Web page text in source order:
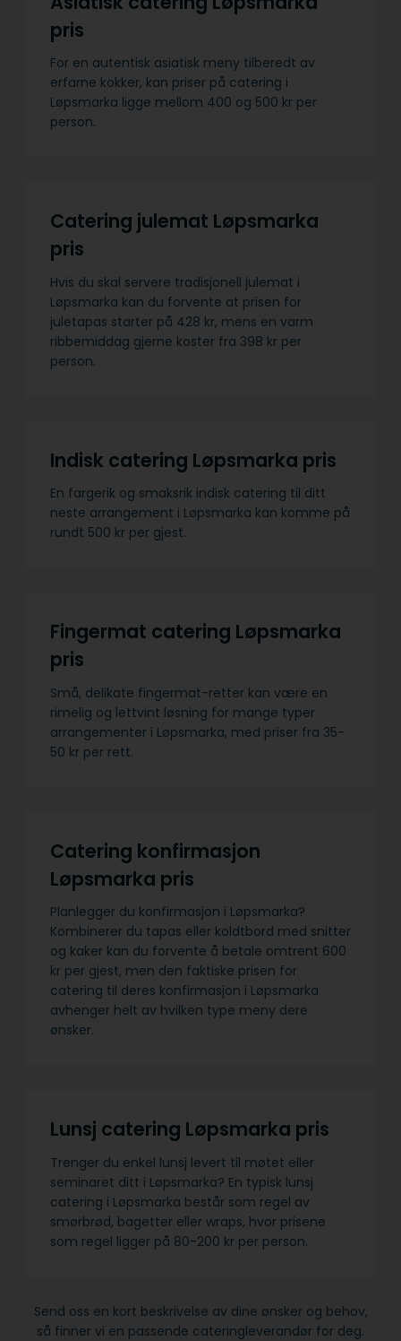
pris
For en autentisk asiatisk meny tilberedt av
erfarne kokker, kan priser på catering i
Løpsmarka ligge mellom 400 og 500 kr per
person.
Catering julemat Løpsmarka
pris
Hvis du skal servere tradisjonell julemat i
Løpsmarka kan du forvente at prisen for
juletapas starter på 428 kr, mens en varm
ribbemiddag gjerne koster fra 398 kr per
person.
Indisk catering Løpsmarka pris
En fargerik og smaksrik indisk catering til ditt
neste arrangement i Løpsmarka kan komme på
rundt 500 kr per gjest.
Fingermat catering Løpsmarka
pris
Små, delikate fingermat-retter kan være en
rimelig og lettvint løsning for mange typer
arrangementer i Løpsmarka, med priser fra 35-
50 kr per rett.
Catering konfirmasjon
Løpsmarka pris
Planlegger du konfirmasjon i Løpsmarka?
Kombinerer du tapas eller koldtbord med snitter
og kaker kan du forvente å betale omtrent 600
kr per gjest, men den faktiske prisen for
catering til deres konfirmasjon i Løpsmarka
avhenger helt av hvilken type meny dere
ønsker.
Lunsj catering Løpsmarka pris
Trenger du enkel lunsj levert til møtet eller
seminaret ditt i Løpsmarka? En typisk lunsj
catering i Løpsmarka består som regel av
smørbrød, bagetter eller wraps, hvor prisene
som regel ligger på 80-200 kr per person.
Send oss en kort beskrivelse av dine ønsker og behov,
så finner vi en passende cateringleverandør for deg.